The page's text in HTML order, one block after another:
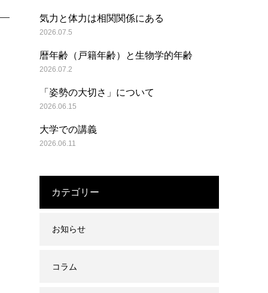
気力と体力は相関関係にある
2026.07.5
暦年齢（戸籍年齢）と生物学的年齢
2026.07.2
「姿勢の大切さ」について
2026.06.15
大学での講義
2026.06.11
カテゴリー
お知らせ
コラム